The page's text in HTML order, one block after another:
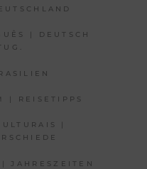
| DEUTSCH
| REISETIPPS
|
JAHRESZEITEN